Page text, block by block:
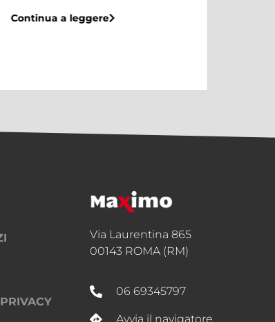
bambini arriva al
Via Laurentina 865
00143 ROMA (RM)
06 69345797
Avvia il navigatore